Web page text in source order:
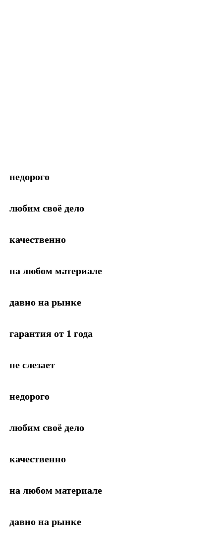
недорого
любим своё дело
качественно
на любом материале
давно на рынке
гарантия от 1 года
не слезает
недорого
любим своё дело
качественно
на любом материале
давно на рынке